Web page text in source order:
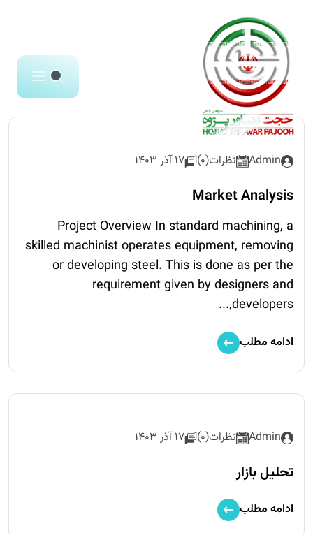
Admin نظرات(0) 17 آذر 1403
Market Analysis
Project Overview In standard machining, a
skilled machinist operates equipment, removing
or developing steel. This is done as per the
requirement given by designers and
developers,...
ادامه مطلب
Admin نظرات(0) 17 آذر 1403
تحلیل بازار
ادامه مطلب